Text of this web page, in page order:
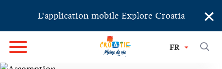
L’application mobile Explore Croatia ×
FR